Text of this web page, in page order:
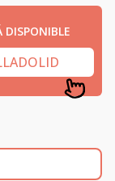
DISPONIBLE